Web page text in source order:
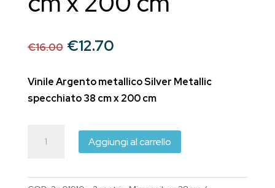
€16.00 Il
originale
era:
€12.70Il
attuale
è:
Vinile Argento metallico Silver Metallic
specchiato 38 cm x 200 cm
compatibile
Aggiungi al carrello